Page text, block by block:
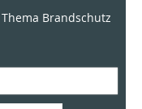
Brandschutz